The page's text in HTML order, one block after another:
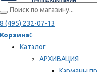
8 (495) 232-07-13
Корзина0
Каталог
АРХИВАЦИЯ